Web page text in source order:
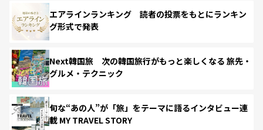
エアラインランキング 読者の投票をもとにランキン
グ形式で発表
Next韓国旅 次の韓国旅行がもっと楽しくなる 旅先・
グルメ・テクニック
旬な“あの人”が「旅」をテーマに語るインタビュー連
載 MY TRAVEL STORY